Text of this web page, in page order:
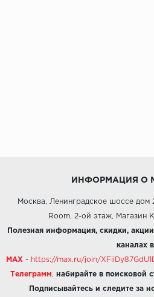
ИНФОРМАЦИЯ О
Москва, Ленинградское шоссе дом
Room, 2-ой этаж, Магазин
Полезная информация, скидки,
каналах в
MAX - https://max.ru/join/
Телеграмм набирайте в поисковой
Подписывайтесь и следите за